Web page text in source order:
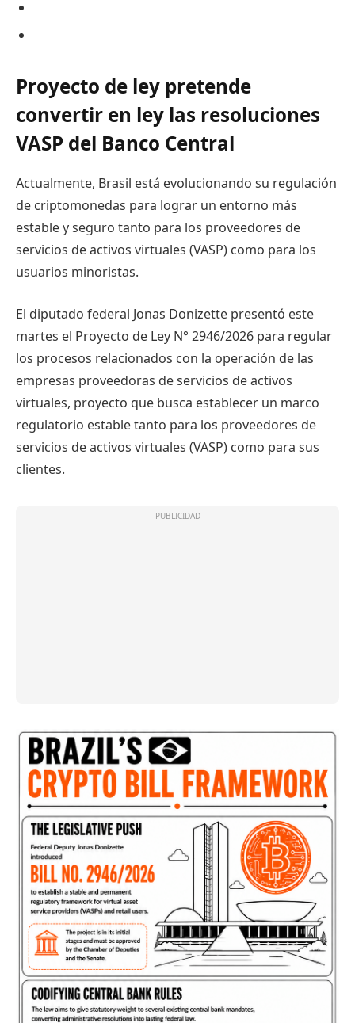
Proyecto de ley pretende
convertir en ley las resoluciones
VASP del Banco Central
Actualmente, Brasil está evolucionando su regulación
de criptomonedas para lograr un entorno más
estable y seguro tanto para los proveedores de
servicios de activos virtuales (VASP) como para los
usuarios minoristas.
El diputado federal Jonas Donizette presentó este
martes el Proyecto de Ley N° 2946/2026 para regular
los procesos relacionados con la operación de las
empresas proveedoras de servicios de activos
virtuales, proyecto que busca establecer un marco
regulatorio estable tanto para los proveedores de
servicios de activos virtuales (VASP) como para sus
clientes.